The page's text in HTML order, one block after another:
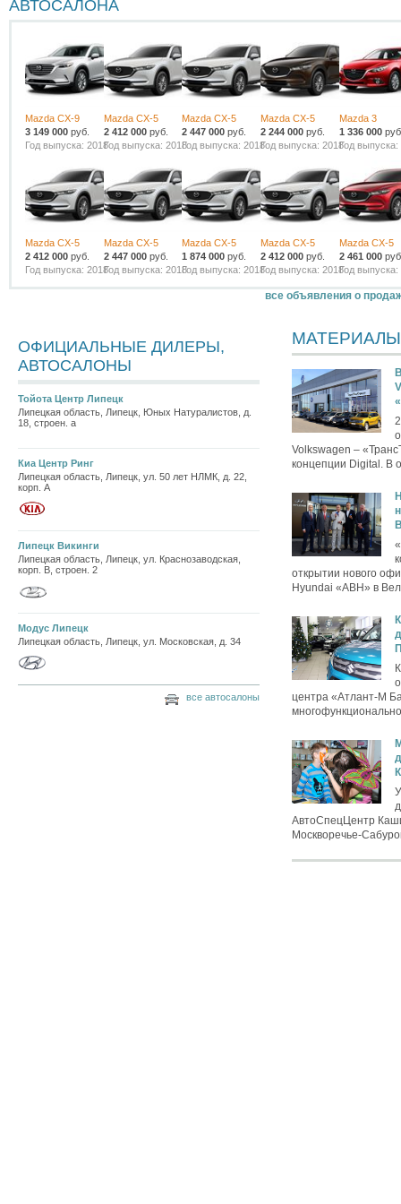
АВТОСАЛОНА
Mazda CX-9
3 149 000 руб.
Год выпуска: 2018
Mazda CX-5
2 412 000руб.
Год выпуска: 2018
Mazda CX-5
2 447 000 руб.
Год выпуска: 2018
Mazda CX-5
2 244 000 руб.
Год выпуска: 2018
Mazda 3
1 336 000
Год выпуска:
Mazda CX-5
2 412 000 руб.
Год выпуска: 2018
Mazda CX-5
2 447 000руб.
Год выпуска: 2018
Mazda CX-5
1 874 000 руб.
Год выпуска: 2018
Mazda CX-5
2 412 000 руб.
Год выпуска: 2018
Mazda CX-5
2 461 000
Год выпуска:
все объявления о
ОФИЦИАЛЬНЫЕ ДИЛЕРЫ,
АВТОСАЛОНЫ
Тойота Центр Липецк
Липецкая область, Липецк, Юных Натуралистов, д.
18, строен. а
Киа Центр Ринг
Липецкая область, Липецк, ул. 50 лет НЛМК, д. 22,
корп. А
Липецк Викинги
Липецкая область, Липецк, ул. Краснозаводская,
корп. В, строен. 2
Модус Липецк
Липецкая область, Липецк, ул. Московская, д. 34
все автосалоны
Volkswagen –
концепции Digital. В
открытии нового
Hyundai «АВН» в
центра «Атлант-М
АвтоСпецЦентр
Москворечье-